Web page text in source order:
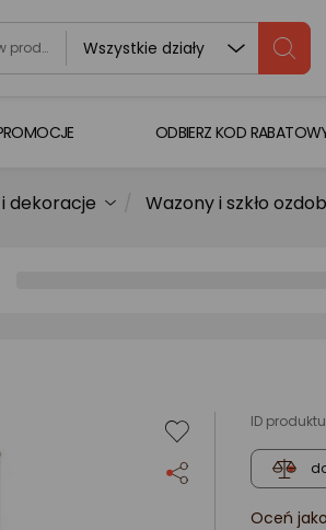
Wszystkie działy
ODBIERZ KOD
dekoracje Wazony i szkło
ID
Oceń